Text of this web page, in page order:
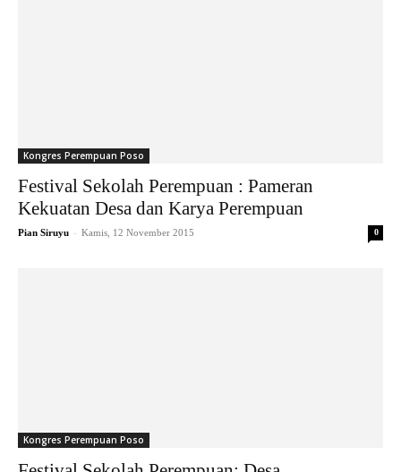
Kongres Perempuan Poso
Festival Sekolah Perempuan : Pameran
Kekuatan Desa dan Karya Perempuan
Pian Siruyu - Kamis, 12 November 2015 0
Kongres Perempuan Poso